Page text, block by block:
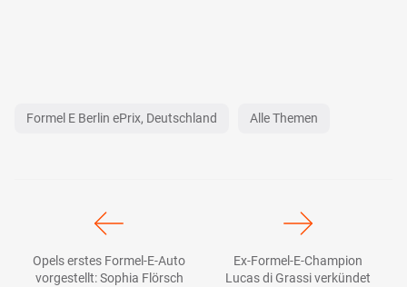
Formel E Berlin ePrix, Deutschland Alle Themen
Opels erstes Formel-E-Auto
vorgestellt: Sophia Flörsch
Ex-Formel-E-Champion
Lucas di Grassi verkündet